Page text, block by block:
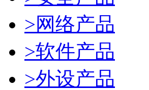
>网络产品
>软件产品
>外设产品